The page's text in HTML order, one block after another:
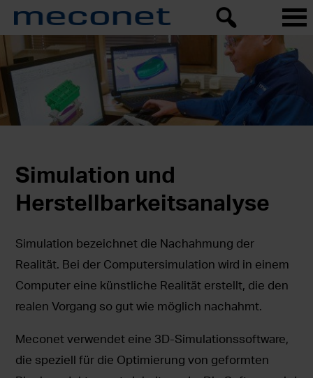
Simulation und
Herstellbarkeitsanalyse
Simulation bezeichnet die Nachahmung der
Realität. Bei der Computersimulation wird in einem
Computer eine künstliche Realität erstellt, die den
realen Vorgang so gut wie möglich nachahmt.
Meconet verwendet eine 3D-Simulationssoftware,
die speziell für die Optimierung von geformten